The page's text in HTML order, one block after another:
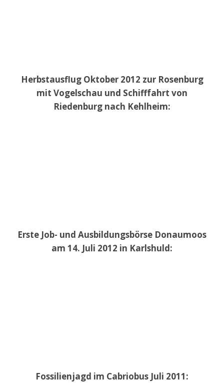
Herbstausflug Oktober 2012 zur Rosenburg
mit Vogelschau und Schifffahrt von
Riedenburg nach Kehlheim:
Erste Job- und Ausbildungsbörse Donaumoos
am 14. Juli 2012 in Karlshuld:
Fossilienjagd im Cabriobus Juli 2011: